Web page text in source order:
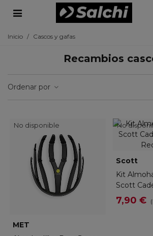
Inicio / Cascos y gafas
Recambios
Ordenar por
No disponible
MET
No
Scott
Kit
Scott
7,90 €